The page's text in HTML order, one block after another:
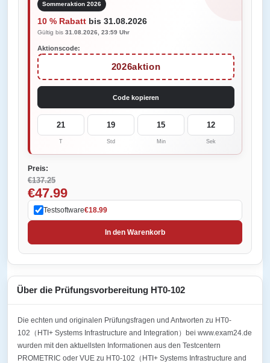
Sommeraktion 2026
10 % Rabatt bis 31.08.2026
Gültig bis 31.08.2026, 23:59 Uhr
Aktionscode:
2026aktion
Code kopieren
21
T
19
Std
15
Min
12
Sek
Preis:
€137.25
€47.99
Testsoftware€18.99
In den Warenkorb
Über die Prüfungsvorbereitung HT0-102
Die echten und originalen Prüfungsfragen und Antworten zu HT0-
102（HTI+ Systems Infrastructure and Integration）bei www.exam24.de
wurden mit den aktuellsten Informationen aus den Testcentern
PROMETRIC oder VUE zu HT0-102（HTI+ Systems Infrastructure and